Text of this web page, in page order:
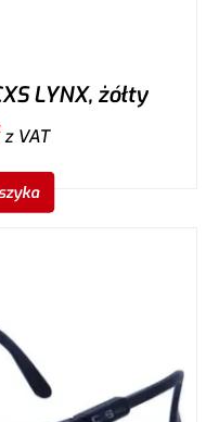
LYNX, żółty
z VAT